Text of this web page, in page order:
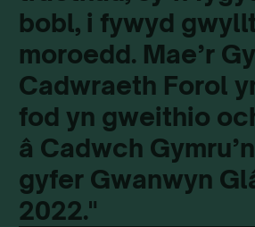
bobl, i fywyd
moroedd. Mae’r
Cadwraeth Forol
fod yn gweithio
â Cadwch
gyfer Gwanwyn
2022."